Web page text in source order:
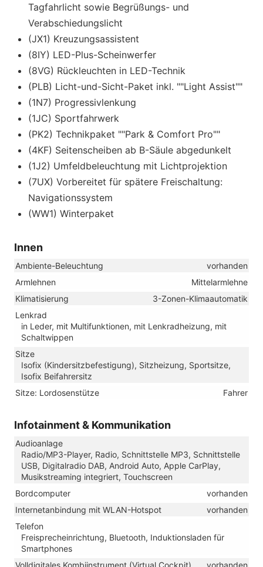
Tagfahrlicht sowie Begrüßungs- und
Verabschiedungslicht
(JX1) Kreuzungsassistent
(8IY) LED-Plus-Scheinwerfer
(8VG) Rückleuchten in LED-Technik
(PLB) Licht-und-Sicht-Paket inkl. ""Light Assist""
(1N7) Progressivlenkung
(1JC) Sportfahrwerk
(PK2) Technikpaket ""Park & Comfort Pro""
(4KF) Seitenscheiben ab B-Säule abgedunkelt
(1J2) Umfeldbeleuchtung mit Lichtprojektion
(7UX) Vorbereitet für spätere Freischaltung:
Navigationssystem
(WW1) Winterpaket
Innen
Ambiente-Beleuchtung
vorhanden
Armlehnen
Mittelarmlehne
Klimatisierung
3-Zonen-Klimaautomatik
Lenkrad
in Leder, mit Multifunktionen, mit Lenkradheizung, mit
Schaltwippen
Sitze
Isofix (Kindersitzbefestigung), Sitzheizung, Sportsitze,
Isofix Beifahrersitz
Sitze: Lordosenstütze
Fahrer
Infotainment & Kommunikation
Audioanlage
Radio/MP3-Player, Radio, Schnittstelle MP3, Schnittstelle
USB, Digitalradio DAB, Android Auto, Apple CarPlay,
Musikstreaming integriert, Touchscreen
Bordcomputer
vorhanden
Internetanbindung mit WLAN-Hotspot
vorhanden
Telefon
Freisprecheinrichtung, Bluetooth, Induktionsladen für
Smartphones
Volldigitales Kombiinstrument (Virtual Cockpit)
vorhanden